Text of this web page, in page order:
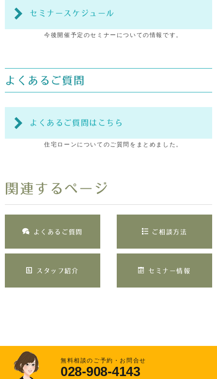
セミナースケジュール
今後開催予定のセミナーについての情報です。
よくあるご質問
よくあるご質問はこちら
住宅ローンについてのご質問をまとめました。
関連するページ
よくあるご質問 ご相談方法
スタッフ紹介 セミナー情報
無料相談のご予約・お問合せ
028-908-4143